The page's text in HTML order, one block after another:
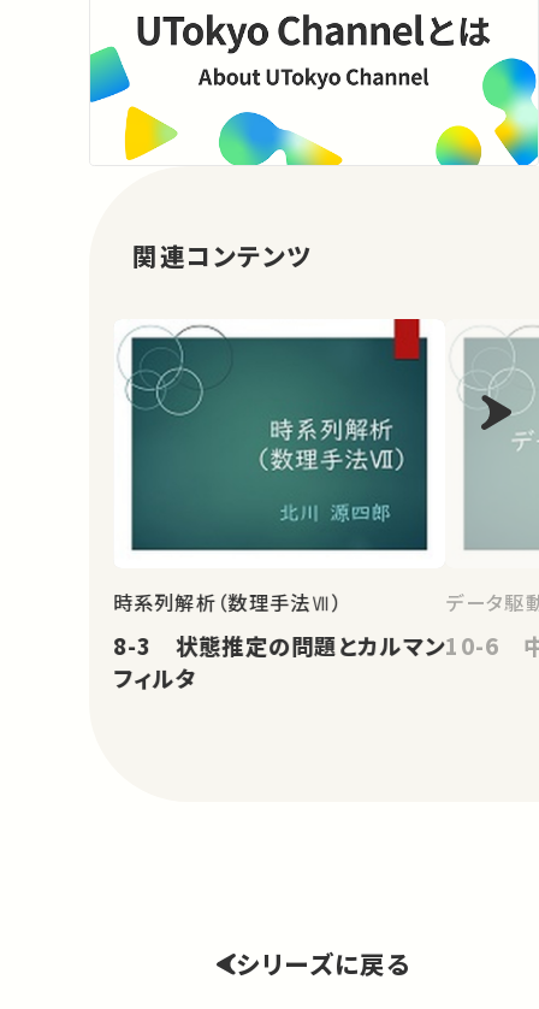
関連コンテンツ
時系列解析（数理手法Ⅶ）
8-3 状態推定の問題とカルマン
フィルタ
データ駆
10-6
シリーズに戻る